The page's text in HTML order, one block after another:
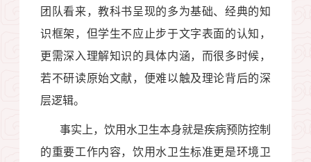
团队看来，教科书呈现的多为基础、经典的知
识框架，但学生不应止步于文字表面的认知，
更需深入理解知识的具体内涵，而很多时候，
若不研读原始文献，便难以触及理论背后的深
层逻辑。
事实上，饮用水卫生本身就是疾病预防控制
的重要工作内容，饮用水卫生标准更是环境卫